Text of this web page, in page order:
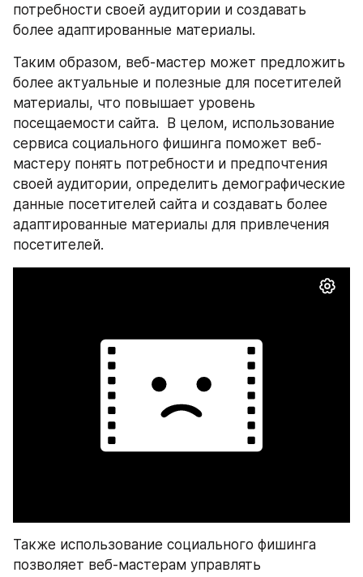
потребности своей аудитории и создавать
более адаптированные материалы.
Таким образом, веб-мастер может предложить
более актуальные и полезные для посетителей
материалы, что повышает уровень
посещаемости сайта.  В целом, использование
сервиса социального фишинга поможет веб-
мастеру понять потребности и предпочтения
своей аудитории, определить демографические
данные посетителей сайта и создавать более
адаптированные материалы для привлечения
посетителей.
Также использование социального фишинга
позволяет веб-мастерам управлять